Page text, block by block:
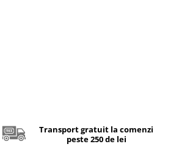
Transport gratuit la comenzi
peste 250 de lei